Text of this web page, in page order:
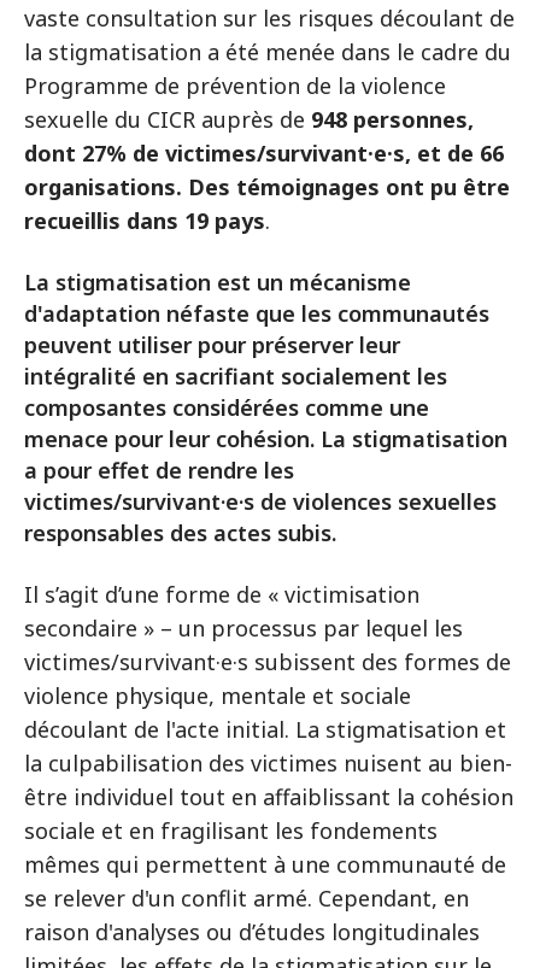
vaste consultation sur les risques découlant de
la stigmatisation a été menée dans le cadre du
Programme de prévention de la violence
sexuelle du CICR auprès de 948 personnes,
dont 27% de victimes/survivant·e·s, et de 66
organisations. Des témoignages ont pu être
recueillis dans 19 pays.
La stigmatisation est un mécanisme
d'adaptation néfaste que les communautés
peuvent utiliser pour préserver leur
intégralité en sacrifiant socialement les
composantes considérées comme une
menace pour leur cohésion. La stigmatisation
a pour effet de rendre les
victimes/survivant·e·s de violences sexuelles
responsables des actes subis.
Il s’agit d’une forme de « victimisation
secondaire » – un processus par lequel les
victimes/survivant·e·s subissent des formes de
violence physique, mentale et sociale
découlant de l'acte initial. La stigmatisation et
la culpabilisation des victimes nuisent au bien-
être individuel tout en affaiblissant la cohésion
sociale et en fragilisant les fondements
mêmes qui permettent à une communauté de
se relever d'un conflit armé. Cependant, en
raison d'analyses ou d’études longitudinales